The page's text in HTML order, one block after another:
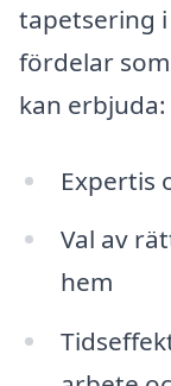
tapetsering
fördelar
kan erbjuda:
Expertis
Val av
hem